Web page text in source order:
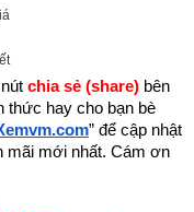
hiện tượng cần giải
là Kim, Mộc, Thủy,
có tính chất thanh
chất lắng xuống dưới,
chia sẻ (share) bên
thức hay cho bạn bè
” để cập nhật
mãi mới nhất. Cám ơn